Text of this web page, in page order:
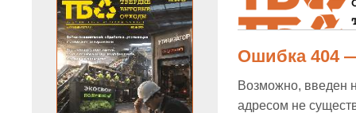
Ошибка 404
Возможно, введен
адресом не